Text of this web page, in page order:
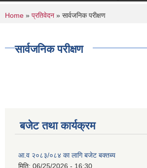
You are here
Home » प्रतिवेदन » सार्वजनिक परीक्षण
सार्वजनिक परीक्षण
बजेट तथा कार्यक्रम
आ.व २०८३/०८४ का लागि बजेट बक्तब्य
मिति: 06/25/2026 - 16:30